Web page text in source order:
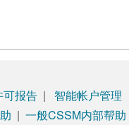
可报告 | 智能帐户管理
| 一般CSSM内部帮助